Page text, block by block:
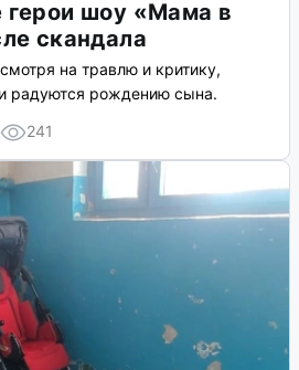
герои шоу «Мама в
скандала
на травлю и критику,
радуются рождению сына.
241